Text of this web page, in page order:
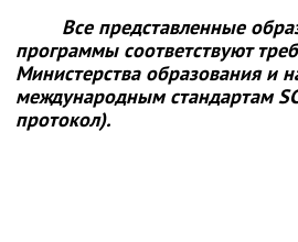
Все представленные
программы соответствуют
Министерства образования и
международным стандартам
протокол).